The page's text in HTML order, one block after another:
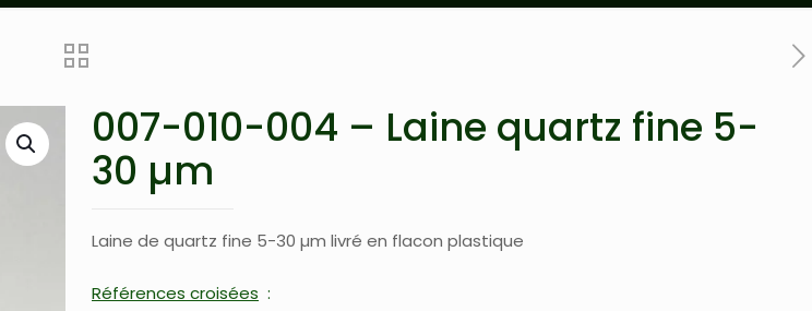
007-010-004 – Laine quartz fine 5-
30 µm
Laine de quartz fine 5-30 µm livré en flacon plastique
Références croisées